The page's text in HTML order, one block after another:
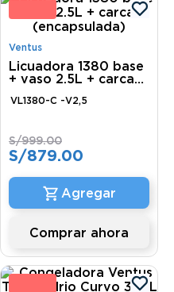
Ventus
Licuadora 1380 base
+ vaso 2.5L + carcaza
VL1380-C -V2,5
S/999.00
S/879.00
Comprar ahora